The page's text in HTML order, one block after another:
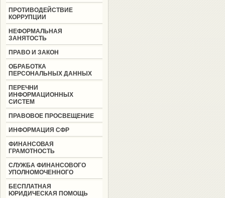
ПРОТИВОДЕЙСТВИЕ
КОРРУПЦИИ
НЕФОРМАЛЬНАЯ
ЗАНЯТОСТЬ
ПРАВО И ЗАКОН
ОБРАБОТКА
ПЕРСОНАЛЬНЫХ ДАННЫХ
ПЕРЕЧНИ
ИНФОРМАЦИОННЫХ
СИСТЕМ
ПРАВОВОЕ ПРОСВЕЩЕНИЕ
ИНФОРМАЦИЯ СФР
ФИНАНСОВАЯ
ГРАМОТНОСТЬ
СЛУЖБА ФИНАНСОВОГО
УПОЛНОМОЧЕННОГО
БЕСПЛАТНАЯ
ЮРИДИЧЕСКАЯ ПОМОЩЬ